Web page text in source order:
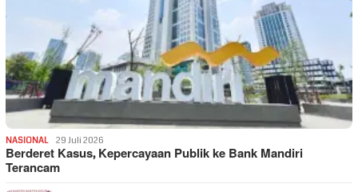
NASIONAL 29 Juli 2026
Berderet Kasus, Kepercayaan Publik ke Bank Mandiri
Terancam